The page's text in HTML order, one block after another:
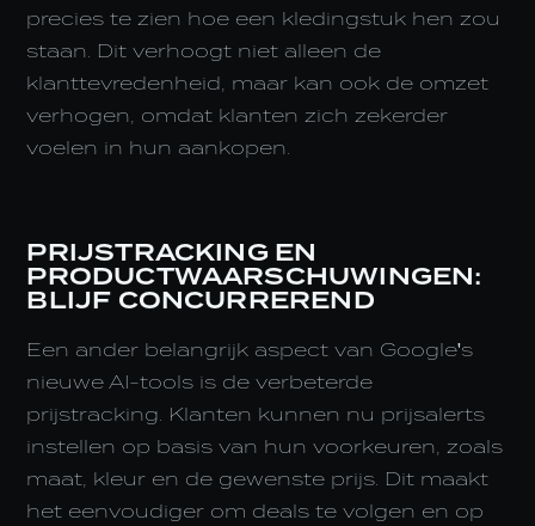
precies te zien hoe een kledingstuk hen zou
staan. Dit verhoogt niet alleen de
klanttevredenheid, maar kan ook de omzet
verhogen, omdat klanten zich zekerder
voelen in hun aankopen.
PRIJSTRACKING EN
PRODUCTWAARSCHUWINGEN:
BLIJF CONCURREREND
Een ander belangrijk aspect van Google's
nieuwe AI-tools is de verbeterde
prijstracking. Klanten kunnen nu prijsalerts
instellen op basis van hun voorkeuren, zoals
maat, kleur en de gewenste prijs. Dit maakt
het eenvoudiger om deals te volgen en op